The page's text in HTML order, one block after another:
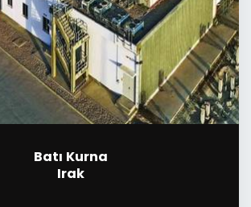
Batı Kurna
Irak